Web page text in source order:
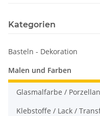
Kategorien
Basteln - Dekoration
Malen und Farben
Glasmalfarbe /
Klebstoffe / Lack /